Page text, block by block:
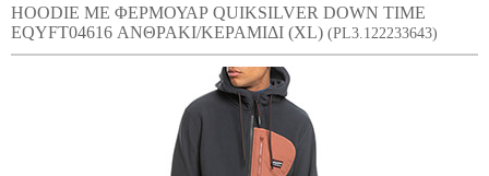
HOODIE ΜΕ ΦΕΡΜΟΥΑΡ QUIKSILVER DOWN TIME
EQYFT04616 ΑΝΘΡΑΚΙ/ΚΕΡΑΜΙΔΙ (XL) (PL3.122233643)